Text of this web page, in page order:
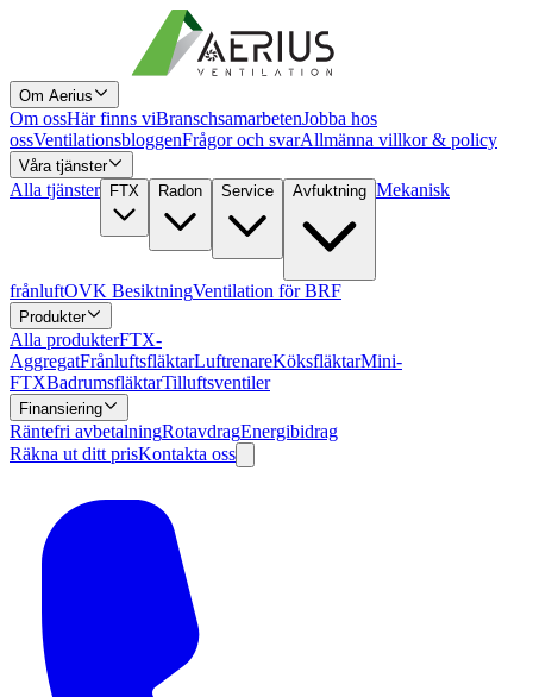
Om Aerius
Om ossHär finns viBranschsamarbetenJobba hos
ossVentilationsbloggenFrågor och svarAllmänna villkor & policy
Våra tjänster
Alla tjänster FTX Radon Service Avfuktning Mekanisk
frånluftOVK BesiktningVentilation för BRF
Produkter
Alla produkterFTX-
AggregatFrånluftsfläktarLuftrenareKöksfläktarMini-
FTXBadrumsfläktarTilluftsventiler
Finansiering
Räntefri avbetalningRotavdragEnergibidrag
Räkna ut ditt prisKontakta oss